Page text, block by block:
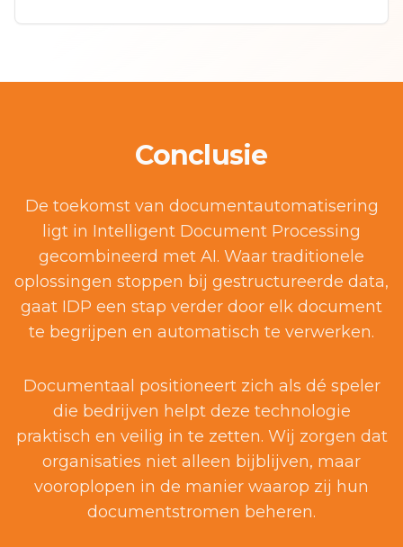
Conclusie
De toekomst van documentautomatisering
ligt in Intelligent Document Processing
gecombineerd met AI. Waar traditionele
oplossingen stoppen bij gestructureerde data,
gaat IDP een stap verder door elk document
te begrijpen en automatisch te verwerken.
Documentaal positioneert zich als dé speler
die bedrijven helpt deze technologie
praktisch en veilig in te zetten. Wij zorgen dat
organisaties niet alleen bijblijven, maar
vooroplopen in de manier waarop zij hun
documentstromen beheren.